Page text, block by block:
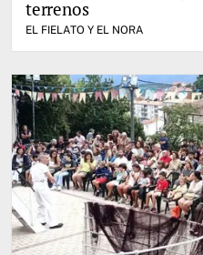
terrenos
EL FIELATO Y EL NORA